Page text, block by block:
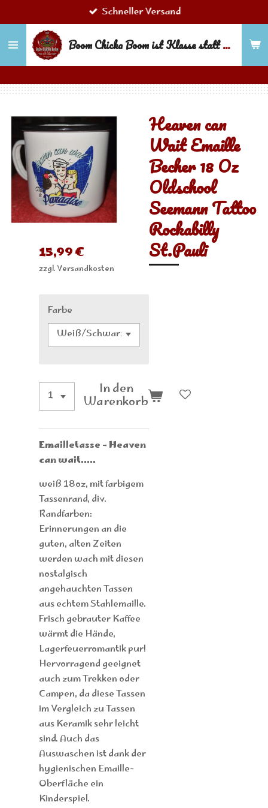
Hauptinhalt
springen
Boom Chicka Boom ist Klasse statt Masse!
Schneller Versand
Heaven can
Wait Emaille
Becher 18 Oz
Oldschool
Seemann Tattoo
Rockabilly
St.Pauli
15,99 €
zzgl. Versandkosten
Farbe
In den
Warenkorb
Emailletasse - Heaven
can wait.....
weiß 18oz, mit farbigem
Tassenrand, div.
Randfarben:
Erinnerungen an die
guten, alten Zeiten
werden wach mit diesen
nostalgisch
angehauchten Tassen
aus echtem Stahlemaille.
Frisch gebrauter Kaffee
wärmt die Hände,
Lagerfeuerromantik pur!
Hervorragend geeignet
auch zum Trekken oder
Campen, da diese Tassen
im Vergleich zu Tassen
aus Keramik sehr leicht
sind. Auch das
Auswaschen ist dank der
hygienischen Emaille-
Oberfläche ein
Kinderspiel.